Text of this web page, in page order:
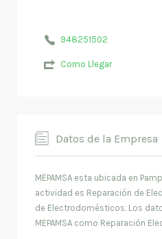
948251502
Como Llegar
Datos de la Empresa
MEPAMSA esta ubicada en
actividad es Reparación de
de Electrodomésticos. Los
MEPAMSA como Reparación